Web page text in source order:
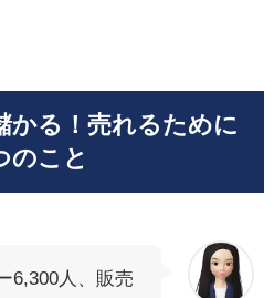
かる！売れるために
のこと
6,300人、販売